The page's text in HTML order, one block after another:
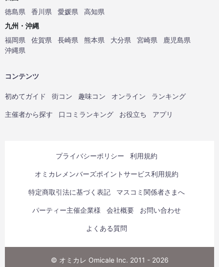
徳島県
香川県 愛媛県
高知県
九州・沖縄
福岡県
佐賀県 長崎県 熊本県 大分県 宮崎県
鹿児島県
沖縄県
コンテンツ
初めてガイド 街コン 趣味コン オンライン ランキング
主催者から探す 口コミランキング お役立ち アプリ
プライバシーポリシー 利用規約
オミカレメンバーズポイントサービス利用規約
特定商取引法に基づく表記 マスコミ関係者さまへ
パーティー主催企業様 会社概要 お問い合わせ
よくある質問
© オミカレ Omicale Inc. 2011 - 2026